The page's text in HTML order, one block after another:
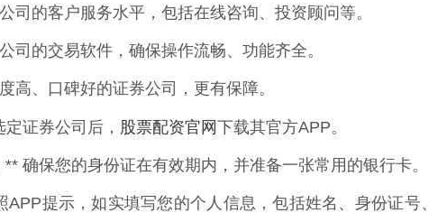
司的客户服务水平，包括在线咨询、投资顾问等。
司的交易软件，确保操作流畅、功能齐全。
高、口碑好的证券公司，更有保障。
证券公司后， 股票配资官网下载其官方APP。
确保您的身份证在有效期内，并准备一张常用的银行卡。
提示，如实填写您的个人信息，包括姓名、身份证号、